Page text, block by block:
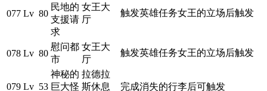
077 Lv 80
民地的
支援请
求
女王大
厅
触发英雄任务女王的立场后触发
078 Lv 80
慰问都
市
女王大
厅
触发英雄任务女王的立场后触发
079 Lv 53
神秘的
巨大怪
拉德拉
斯休息
完成消失的行李后可触发